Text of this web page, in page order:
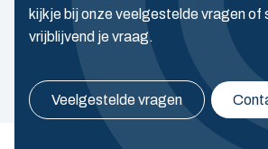
kijkje bij onze veelgestelde vragen of
vrijblijvend je vraag.
Veelgestelde vragen